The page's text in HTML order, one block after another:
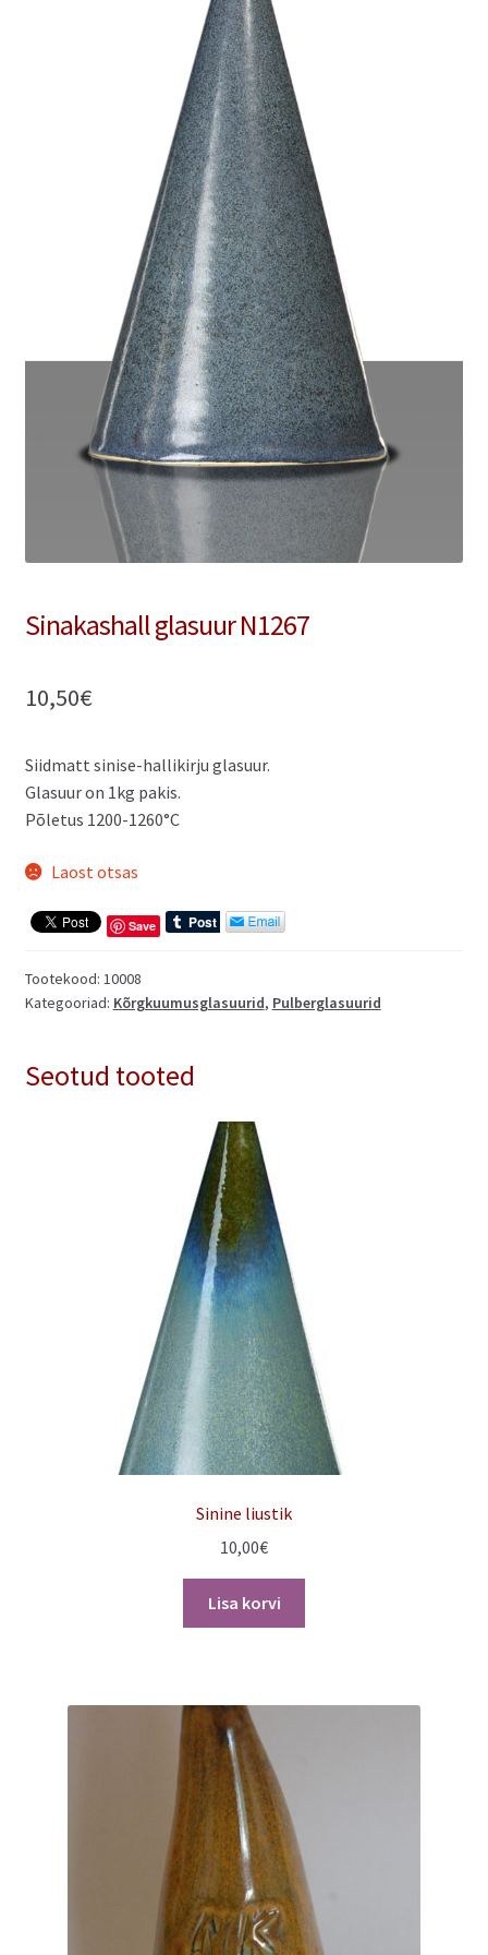
Refund and Returns Policy
Sinakashall glasuur N1267
10,50€
Siidmatt sinise-hallikirju glasuur.
Glasuur on 1kg pakis.
Põletus 1200-1260°C
Laost otsas
Save
Tootekood: 10008
Kategooriad: Kõrgkuumusglasuurid, Pulberglasuurid
Seotud tooted
Sinine liustik
10,00€
Lisa korvi